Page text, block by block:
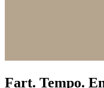
Fart. Tempo.